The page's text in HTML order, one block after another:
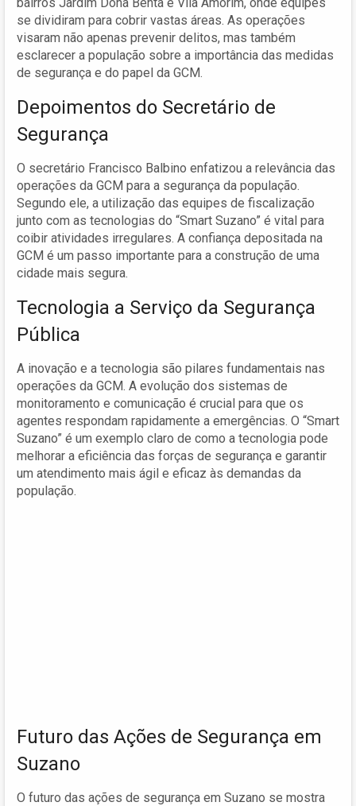
se dividiram para cobrir vastas áreas. As operações
visaram não apenas prevenir delitos, mas também
esclarecer a população sobre a importância das medidas
de segurança e do papel da GCM.
Depoimentos do Secretário de
Segurança
O secretário Francisco Balbino enfatizou a relevância das
operações da GCM para a segurança da população.
Segundo ele, a utilização das equipes de fiscalização
junto com as tecnologias do “Smart Suzano” é vital para
coibir atividades irregulares. A confiança depositada na
GCM é um passo importante para a construção de uma
cidade mais segura.
Tecnologia a Serviço da Segurança
Pública
A inovação e a tecnologia são pilares fundamentais nas
operações da GCM. A evolução dos sistemas de
monitoramento e comunicação é crucial para que os
agentes respondam rapidamente a emergências. O “Smart
Suzano” é um exemplo claro de como a tecnologia pode
melhorar a eficiência das forças de segurança e garantir
um atendimento mais ágil e eficaz às demandas da
população.
Futuro das Ações de Segurança em
Suzano
O futuro das ações de segurança em Suzano se mostra